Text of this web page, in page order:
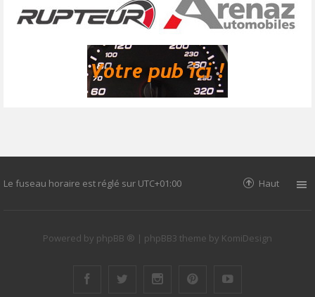
Le fuseau horaire est réglé sur UTC+01:00 Haut
Powered by phpBB ® | phpBB3 theme by KomiDesign